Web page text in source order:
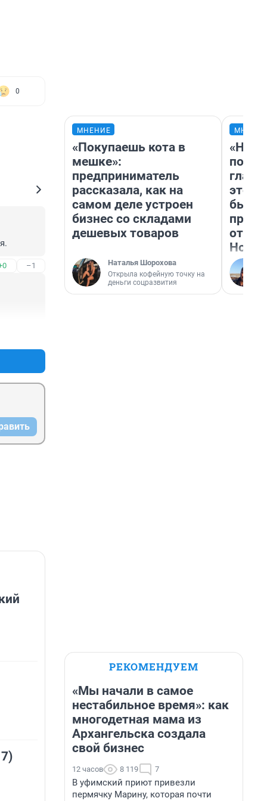
0
–1
МНЕНИЕ
«Покупаешь кота в
мешке»:
предприниматель
рассказала, как на
самом деле устроен
бизнес со складами
дешевых товаров
Наталья Шорохова
Открыла кофейную точку на
деньги соцразвития
этого
бьет
РЕКОМЕНДУЕМ
«Мы начали в самое
нестабильное время»: как
многодетная мама из
Архангельска создала
свой бизнес
12 часов 8 119 7
В уфимский приют привезли
пермячку Марину, которая почти